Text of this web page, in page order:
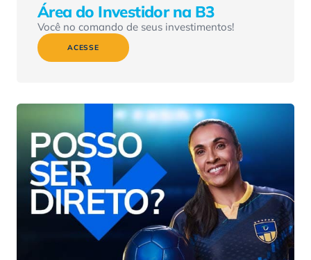
Área do Investidor na B3
Você no comando de seus investimentos!
ACESSE